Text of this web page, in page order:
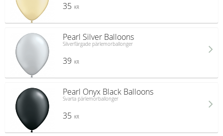
35 KR
Pearl Silver Balloons
Silverfärgade pärlemorballonger
39 KR
Pearl Onyx Black Balloons
Svarta pärlemorballonger
35 KR